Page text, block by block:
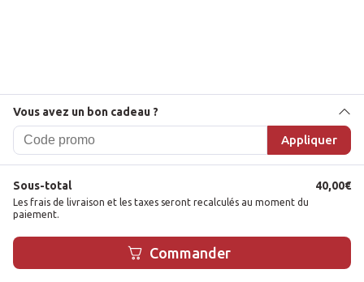
Vous avez un bon cadeau ?
Appliquer
Sous-total 40,00€
Les frais de livraison et les taxes seront recalculés au moment du
paiement.
Commander